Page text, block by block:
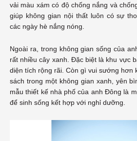
vải màu xám có độ chống nắng và
giúp không gian nội thất luôn có sự
các ngày hè nắng nóng.
Ngoài ra, trong không gian sống của
rất nhiều cây xanh. Đặc biệt là khu vực
diện tích rộng rãi. Còn gì vui sướng hơn
sách trong một không gian xanh, yên
mẫu thiết kế nhà phố của anh Đông là
để sinh sống kết hợp với nghỉ dưỡng.